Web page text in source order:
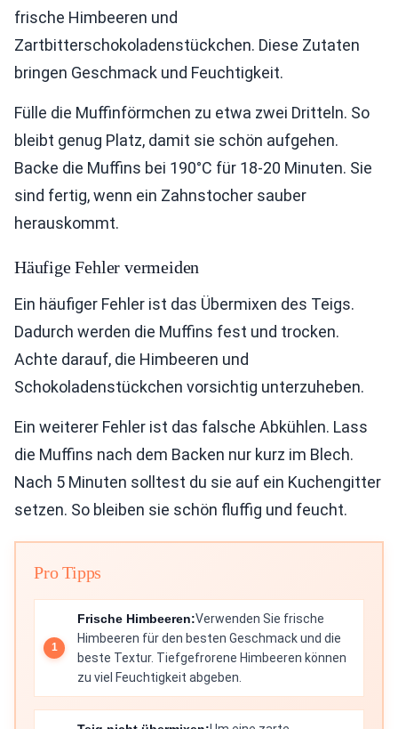
frische Himbeeren und
Zartbitterschokoladenstückchen. Diese Zutaten
bringen Geschmack und Feuchtigkeit.
Fülle die Muffinförmchen zu etwa zwei Dritteln. So
bleibt genug Platz, damit sie schön aufgehen.
Backe die Muffins bei 190°C für 18-20 Minuten. Sie
sind fertig, wenn ein Zahnstocher sauber
herauskommt.
Häufige Fehler vermeiden
Ein häufiger Fehler ist das Übermixen des Teigs.
Dadurch werden die Muffins fest und trocken.
Achte darauf, die Himbeeren und
Schokoladenstückchen vorsichtig unterzuheben.
Ein weiterer Fehler ist das falsche Abkühlen. Lass
die Muffins nach dem Backen nur kurz im Blech.
Nach 5 Minuten solltest du sie auf ein Kuchengitter
setzen. So bleiben sie schön fluffig und feucht.
Pro Tipps
Frische Himbeeren:Verwenden Sie frische
Himbeeren für den besten Geschmack und die
beste Textur. Tiefgefrorene Himbeeren können
zu viel Feuchtigkeit abgeben.